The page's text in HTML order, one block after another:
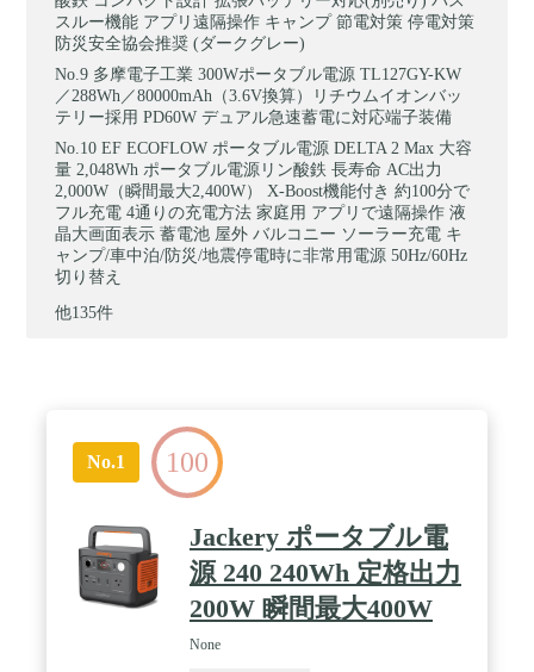
スルー機能 アプリ遠隔操作 キャンプ 節電対策 停電対策
防災安全協会推奨 (ダークグレー)
多摩電子工業 300Wポータブル電源 TL127GY-KW
／288Wh／80000mAh（3.6V換算）リチウムイオンバッ
テリー採用 PD60W デュアル急速蓄電に対応端子装備
EF ECOFLOW ポータブル電源 DELTA 2 Max 大容
量 2,048Wh ポータブル電源リン酸鉄 長寿命 AC出力
2,000W（瞬間最大2,400W） X-Boost機能付き 約100分で
フル充電 4通りの充電方法 家庭用 アプリで遠隔操作 液
晶大画面表示 蓄電池 屋外 バルコニー ソーラー充電 キ
ャンプ/車中泊/防災/地震停電時に非常用電源 50Hz/60Hz
切り替え
他135件
No.1 100
Jackery ポータブル電
源 240 240Wh 定格出力
200W 瞬間最大400W
None